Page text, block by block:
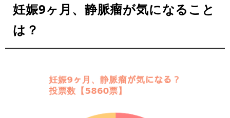
妊娠9ヶ月、静脈瘤が気になること
は？